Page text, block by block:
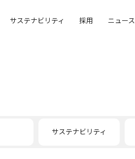
サステナビリティ 採用 ニュース
サステナビリティ